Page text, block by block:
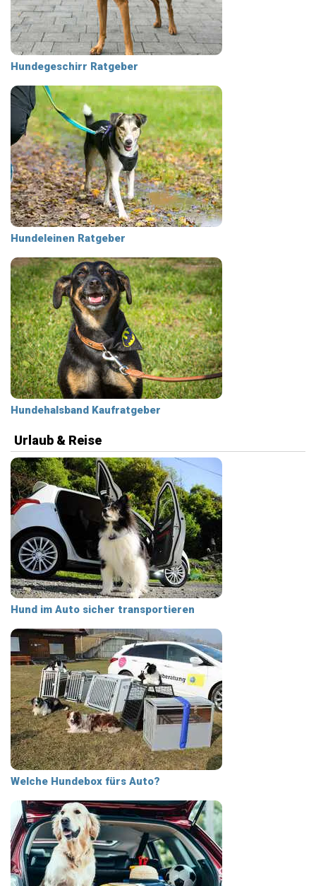
Hundegeschirr Ratgeber
Hundeleinen Ratgeber
Hundehalsband Kaufratgeber
Urlaub & Reise
Hund im Auto sicher transportieren
Welche Hundebox fürs Auto?